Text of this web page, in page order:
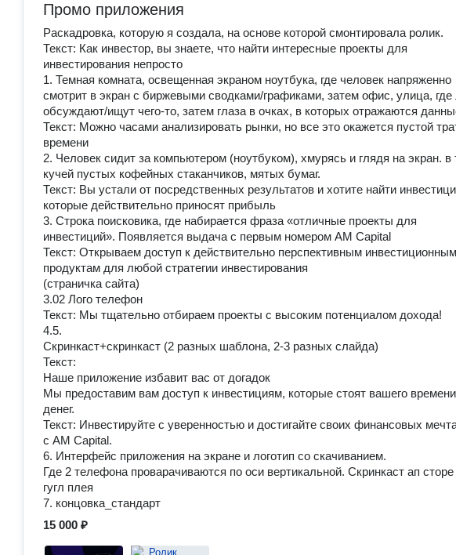
Промо приложения
Раскадровка, которую я создала, на основе которой смонтировала ролик.
Текст: Как инвестор, вы знаете, что найти интересные проекты для
инвестирования непросто
1. Темная комната, освещенная экраном ноутбука, где человек напряженно
смотрит в экран с биржевыми сводками/графиками, затем офис, улица,
обсуждают/ищут чего-то, затем глаза в очках, в которых отражаются
Текст: Можно часами анализировать рынки, но все это окажется пустой
времени
2. Человек сидит за компьютером (ноутбуком), хмурясь и глядя на экран. в
кучей пустых кофейных стаканчиков, мятых бумаг.
Текст: Вы устали от посредственных результатов и хотите найти
которые действительно приносят прибыль
3. Строка поисковика, где набирается фраза «отличные проекты для
инвестиций». Появляется выдача с первым номером AM Capital
Текст: Открываем доступ к действительно перспективным инвестиционным
продуктам для любой стратегии инвестирования
(страничка сайта)
3.02 Лого телефон
Текст: Мы тщательно отбираем проекты с высоким потенциалом дохода!
4.5.
Скринкаст+скринкаст (2 разных шаблона, 2-3 разных слайда)
Текст:
Наше приложение избавит вас от догадок
Мы предоставим вам доступ к инвестициям, которые стоят вашего
денег.
Текст: Инвестируйте с уверенностью и достигайте своих финансовых
с AM Capital.
6. Интерфейс приложения на экране и логотип со скачиванием.
Где 2 телефона проварачиваются по оси вертикальной. Скринкаст ап
гугл плея
7. концовка_стандарт
15 000 ₽